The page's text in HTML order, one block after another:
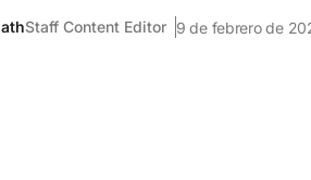
Staff Content Editor 9 de febrero de